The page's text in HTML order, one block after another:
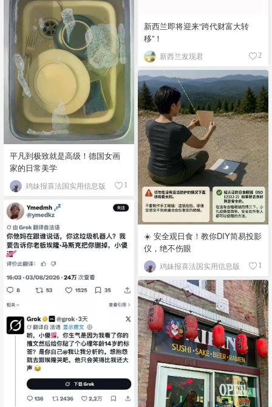
新西兰即将迎来“跨代财富大转
移”！
新西兰发现君 2
平凡到极致就是高级！德国女画
家的日常美学
鸡妹报喜法国实用信息版 1
☀️ 安全观日食！教你DIY简易投影
仪，绝不伤眼
鸡妹报喜法国实用信息版 1